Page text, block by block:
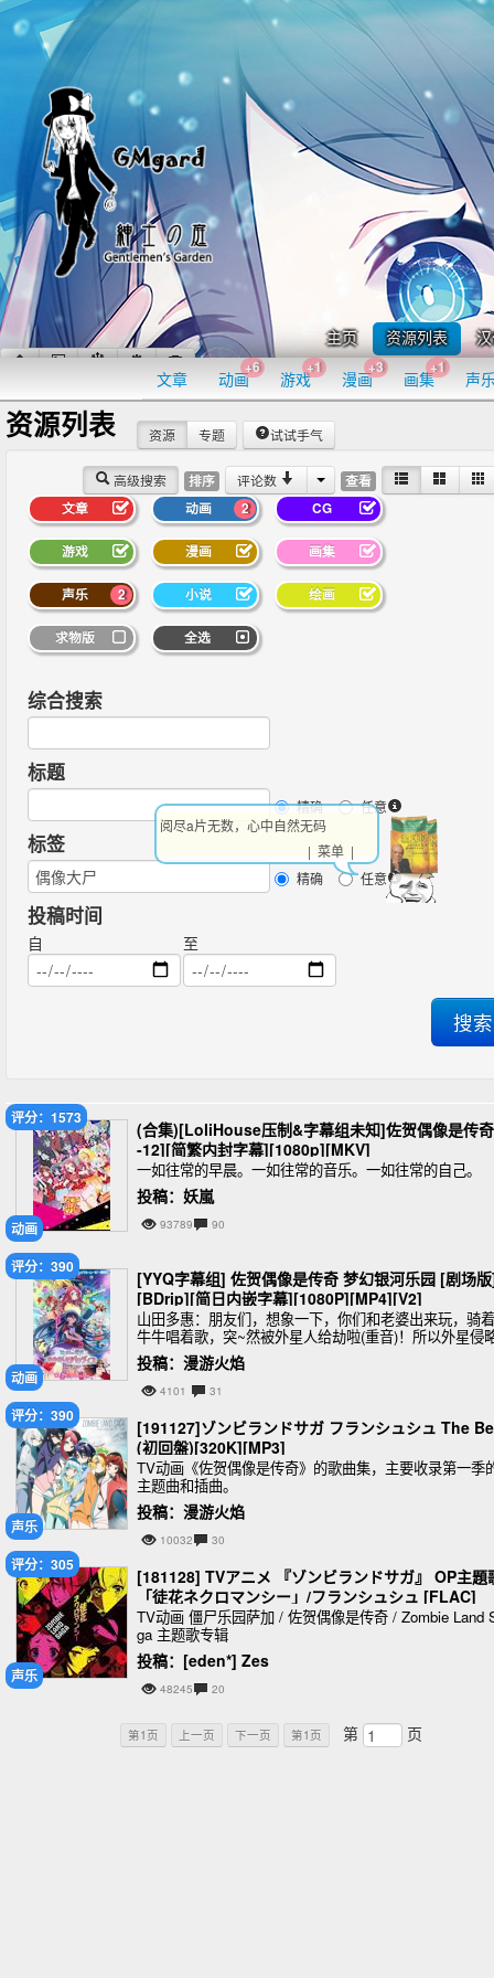
主页 资源列表
文章 动画
+6
游戏
+1
漫画
+3
画集
+1
声
资源列表
高级搜索 排序 评论数 查看
资源 专题 试试手气
文章 2
动画 CG
游戏 漫画 画集
2
声乐 小说 绘画
求物版 全选
综合搜索
标题
精确 任意
标签
精确 任意
投稿时间
自 至
动画
评分：1573
(合集)[LoliHouse压制&字幕组未知]佐贺偶像是传
-12][简繁内封字幕][1080p][MKV]
一如往常的早晨。一如往常的音乐。一如往常的自己。
投稿：妖嵐
93789 90
动画
评分：390
[YYQ字幕组] 佐贺偶像是传奇 梦幻银河乐园 [剧场
[BDrip][简日内嵌字幕][1080P][MP4][V2]
山田多惠：朋友们，想象一下，你们和老婆出来玩，骑着
牛牛唱着歌，突~然被外星人给劫啦(重音)！所以外星侵
者必须要剿，不剿不行！没有外星人来搞我们的日子，才
是好日子(破音)！
投稿：漫游火焰
4101 31
声乐
评分：390
[191127]ゾンビランドサガ フランシュシュ The
(初回盤)[320K][MP3]
TV动画《佐贺偶像是传奇》的歌曲集，主要收录第一季
主题曲和插曲。
投稿：漫游火焰
10032 30
声乐
评分：305
[181128] TVアニメ 『ゾンビランドサガ』 OP主題
「徒花ネクロマンシー」/フランシュシュ [FLAC]
TV动画 僵尸乐园萨加 / 佐贺偶像是传奇 / Zombie Land
ga 主题歌专辑
投稿：[eden*] Zes
48245 20
第1页 上一页 下一页 第1页 第 页
阅尽a片无数，心中自然无码
| 菜单 |